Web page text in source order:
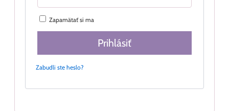
Zapamätať si ma
Prihlásiť
Zabudli ste heslo?